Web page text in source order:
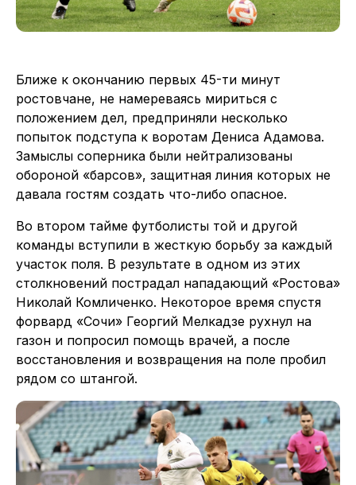
Ближе к окончанию первых 45-ти минут
ростовчане, не намереваясь мириться с
положением дел, предприняли несколько
попыток подступа к воротам Дениса Адамова.
Замыслы соперника были нейтрализованы
обороной «барсов», защитная линия которых не
давала гостям создать что-либо опасное.
Во втором тайме футболисты той и другой
команды вступили в жесткую борьбу за каждый
участок поля. В результате в одном из этих
столкновений пострадал нападающий «Ростова»
Николай Комличенко. Некоторое время спустя
форвард «Сочи» Георгий Мелкадзе рухнул на
газон и попросил помощь врачей, а после
восстановления и возвращения на поле пробил
рядом со штангой.